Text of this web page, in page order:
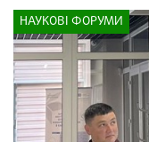
НАУКОВІ ФОРУМИ